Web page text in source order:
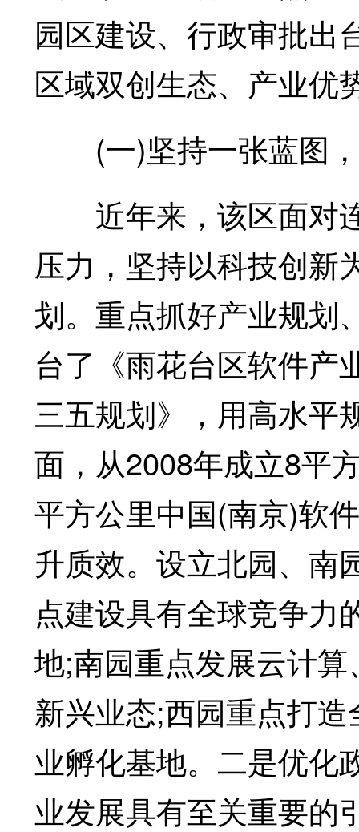
园区建设、行政审批出
区域双创生态、产业优
(一)坚持一张蓝图，
近年来，该区面对
压力，坚持以科技创新
划。重点抓好产业规划
台了《雨花台区软件产
三五规划》，用高水平
面，从2008年成立8平
平方公里中国(南京)软
升质效。设立北园、南
点建设具有全球竞争力
地;南园重点发展云计
新兴业态;西园重点打
业孵化基地。二是优化
业发展具有至关重要的